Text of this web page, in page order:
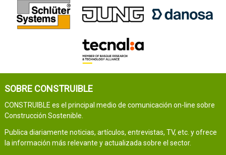
SOBRE CONSTRUIBLE
CONSTRUIBLE es el principal medio de comunicación on-line sobre
Construcción Sostenible.
Publica diariamente noticias, artículos, entrevistas, TV, etc. y ofrece
la información más relevante y actualizada sobre el sector.